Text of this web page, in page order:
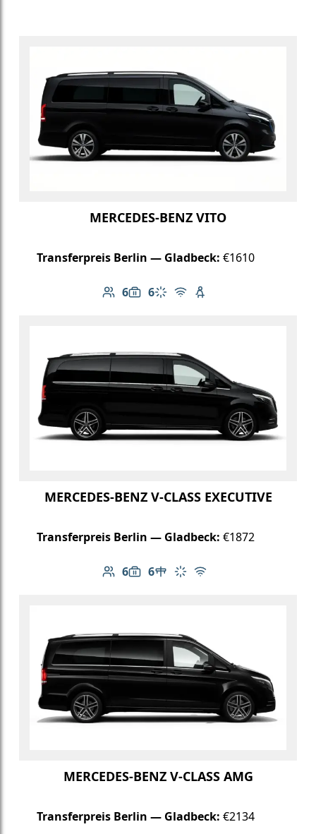
MERCEDES-BENZ VITO
Transferpreis Berlin — Gladbeck: €1610
6
Anzahl der Passagiere: 6
6
Gepäckkapazität: 6
Klimaanlage
Kostenloses WLAN
Kindersitz verfügbar
MERCEDES-BENZ V-CLASS EXECUTIVE
Transferpreis Berlin — Gladbeck: €1872
6
Anzahl der Passagiere: 6
6
Gepäckkapazität: 6
Tisch im Fahrzeug
Klimaanlage
Kostenloses WLAN
MERCEDES-BENZ V-CLASS AMG
Transferpreis Berlin — Gladbeck: €2134